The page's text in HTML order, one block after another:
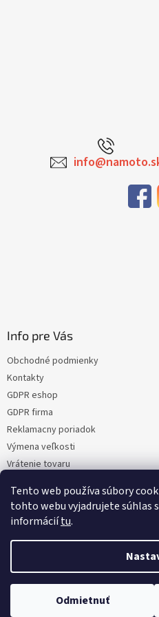
Tento web používa súbory
tohto webu vyjadrujete súhlas
informáciítu.
Odmietnuť
Info pre Vás
Obchodné podmienky
Kontakty
GDPR eshop
GDPR firma
Reklamacny poriadok
Výmena veľkosti
Vrátenie tovaru
Moja objednávka
Copyright 2026NaMoto.sk